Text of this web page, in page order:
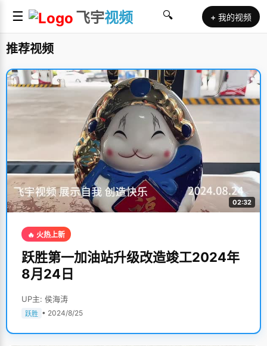
☰ 飞宇视频 🔍 + 我的视频
推荐视频
02:32
🔥 火热上新
跃胜第一加油站升级改造竣工2024年
8月24日
UP主: 侯海涛
跃胜 • 2024/8/25